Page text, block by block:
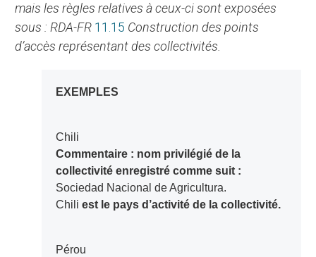
mais les règles relatives à ceux-ci sont exposées
sous : RDA-FR 11.15 Construction des points
d’accès représentant des collectivités.
EXEMPLES
Chili
Commentaire : nom privilégié de la
collectivité enregistré comme suit :
Sociedad Nacional de Agricultura.
Chili est le pays d’activité de la collectivité.
Pérou